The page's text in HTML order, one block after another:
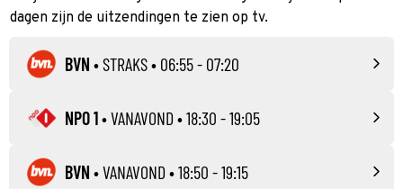
dagen zijn de uitzendingen te zien op tv.
BVN •STRAKS• 06:55 - 07:20
NPO 1•VANAVOND • 18:30 - 19:05
BVN •VANAVOND • 18:50 - 19:15